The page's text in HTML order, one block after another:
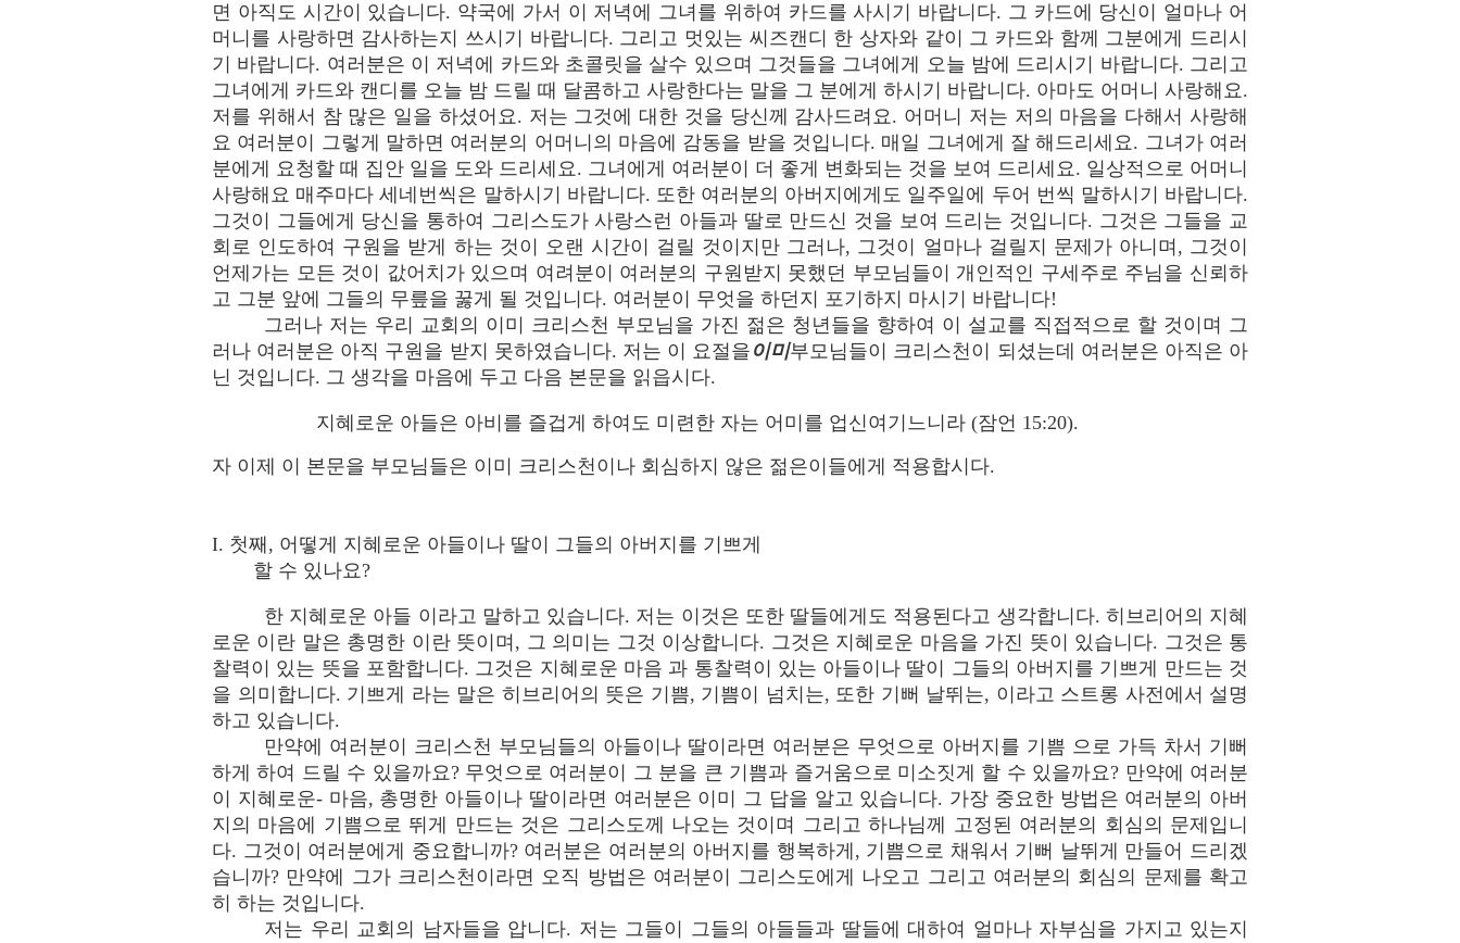
면 아직도 시간이 있습니다. 약국에 가서 이 저녁에 그녀를 위하여 카드를 사시기 바랍니다. 그 카드에 당신이 얼마나 어
머니를 사랑하면 감사하는지 쓰시기 바랍니다. 그리고 멋있는 씨즈캔디 한 상자와 같이 그 카드와 함께 그분에게 드리시
기 바랍니다. 여러분은 이 저녁에 카드와 초콜릿을 살수 있으며 그것들을 그녀에게 오늘 밤에 드리시기 바랍니다. 그리고
그녀에게 카드와 캔디를 오늘 밤 드릴 때 달콤하고 사랑한다는 말을 그 분에게 하시기 바랍니다. 아마도 어머니 사랑해요.
저를 위해서 참 많은 일을 하셨어요. 저는 그것에 대한 것을 당신께 감사드려요. 어머니 저는 저의 마음을 다해서 사랑해
요 여러분이 그렇게 말하면 여러분의 어머니의 마음에 감동을 받을 것입니다. 매일 그녀에게 잘 해드리세요. 그녀가 여러
분에게 요청할 때 집안 일을 도와 드리세요. 그녀에게 여러분이 더 좋게 변화되는 것을 보여 드리세요. 일상적으로 어머니
사랑해요 매주마다 세네번씩은 말하시기 바랍니다. 또한 여러분의 아버지에게도 일주일에 두어 번씩 말하시기 바랍니다.
그것이 그들에게 당신을 통하여 그리스도가 사랑스런 아들과 딸로 만드신 것을 보여 드리는 것입니다. 그것은 그들을 교
회로 인도하여 구원을 받게 하는 것이 오랜 시간이 걸릴 것이지만 그러나, 그것이 얼마나 걸릴지 문제가 아니며, 그것이
언제가는 모든 것이 값어치가 있으며 여려분이 여러분의 구원받지 못했던 부모님들이 개인적인 구세주로 주님을 신뢰하
고 그분 앞에 그들의 무릎을 꿇게 될 것입니다. 여러분이 무엇을 하던지 포기하지 마시기 바랍니다!
그러나 저는 우리 교회의 이미 크리스천 부모님을 가진 젊은 청년들을 향하여 이 설교를 직접적으로 할 것이며 그
러나 여러분은 아직 구원을 받지 못하였습니다. 저는 이 요절을 이미부모님들이 크리스천이 되셨는데 여러분은 아직은 아
닌 것입니다. 그 생각을 마음에 두고 다음 본문을 읽읍시다.
지혜로운 아들은 아비를 즐겁게 하여도 미련한 자는 어미를 업신여기느니라 (잠언 15:20).
자 이제 이 본문을 부모님들은 이미 크리스천이나 회심하지 않은 젊은이들에게 적용합시다.
I. 첫째, 어떻게 지혜로운 아들이나 딸이 그들의 아버지를 기쁘게
할 수 있나요?
한 지혜로운 아들 이라고 말하고 있습니다. 저는 이것은 또한 딸들에게도 적용된다고 생각합니다. 히브리어의 지혜
로운 이란 말은 총명한 이란 뜻이며, 그 의미는 그것 이상합니다. 그것은 지혜로운 마음을 가진 뜻이 있습니다. 그것은 통
찰력이 있는 뜻을 포함합니다. 그것은 지혜로운 마음 과 통찰력이 있는 아들이나 딸이 그들의 아버지를 기쁘게 만드는 것
을 의미합니다. 기쁘게 라는 말은 히브리어의 뜻은 기쁨, 기쁨이 넘치는, 또한 기뻐 날뛰는, 이라고 스트롱 사전에서 설명
하고 있습니다.
만약에 여러분이 크리스천 부모님들의 아들이나 딸이라면 여러분은 무엇으로 아버지를 기쁨 으로 가득 차서 기뻐
하게 하여 드릴 수 있을까요? 무엇으로 여러분이 그 분을 큰 기쁨과 즐거움으로 미소짓게 할 수 있을까요? 만약에 여러분
이 지혜로운- 마음, 총명한 아들이나 딸이라면 여러분은 이미 그 답을 알고 있습니다. 가장 중요한 방법은 여러분의 아버
지의 마음에 기쁨으로 뛰게 만드는 것은 그리스도께 나오는 것이며 그리고 하나님께 고정된 여러분의 회심의 문제입니
다. 그것이 여러분에게 중요합니까? 여러분은 여러분의 아버지를 행복하게, 기쁨으로 채워서 기뻐 날뛰게 만들어 드리겠
습니까? 만약에 그가 크리스천이라면 오직 방법은 여러분이 그리스도에게 나오고 그리고 여러분의 회심의 문제를 확고
히 하는 것입니다.
저는 우리 교회의 남자들을 압니다. 저는 그들이 그들의 아들들과 딸들에 대하여 얼마나 자부심을 가지고 있는지